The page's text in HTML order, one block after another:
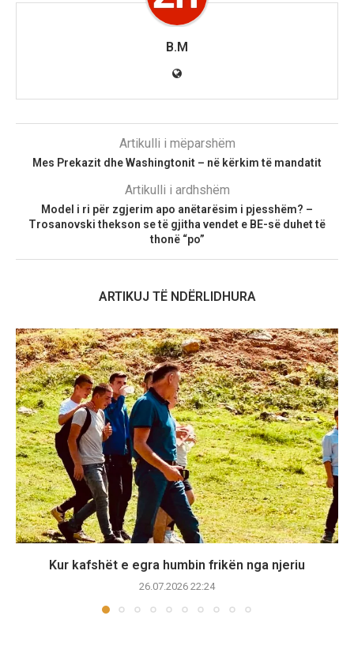
B.M
Artikulli i mëparshëm
Mes Prekazit dhe Washingtonit – në kërkim të mandatit
Artikulli i ardhshëm
Model i ri për zgjerim apo anëtarësim i pjesshëm? –
Trosanovski thekson se të gjitha vendet e BE-së duhet të
thonë “po”
ARTIKUJ TË NDËRLIDHURA
Kur kafshët e egra humbin frikën nga njeriu
26.07.2026 22:24